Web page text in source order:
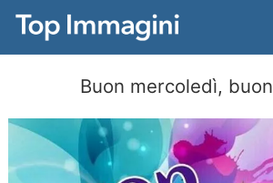
Buon mercoledì,